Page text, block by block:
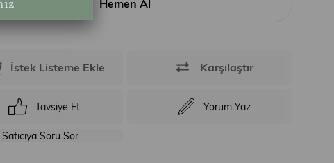
İstek Listeme Ekle Karşılaştır
Tavsiye Et Yorum Yaz
Satıcıya Soru Sor